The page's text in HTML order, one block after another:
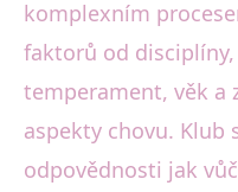
komplexním
faktorů od
temperament, věk a
aspekty chovu. Klub
odpovědnosti jak